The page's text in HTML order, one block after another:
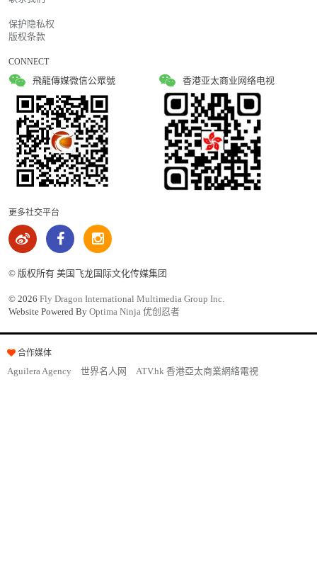
保护隐私权
版权条款
CONNECT
飛龍傳媒微信公眾號 香港亚太商业网络电视
更多社交平台
© 版权所有 美国飞龙国际文化传媒集团
© 2026 Fly Dragon International Multimedia Group Inc.
Website Powered By Optima Ninja 优创忍者
合作媒体
Aguilera Agency 世界名人网 ATV.hk 香港亞太商業網絡電視